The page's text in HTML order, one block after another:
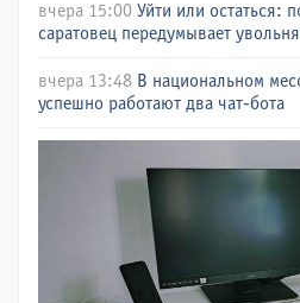
вчера 15:00 Уйти или остаться:
саратовец передумывает
вчера 13:48 В национальном
успешно работают два чат-бота